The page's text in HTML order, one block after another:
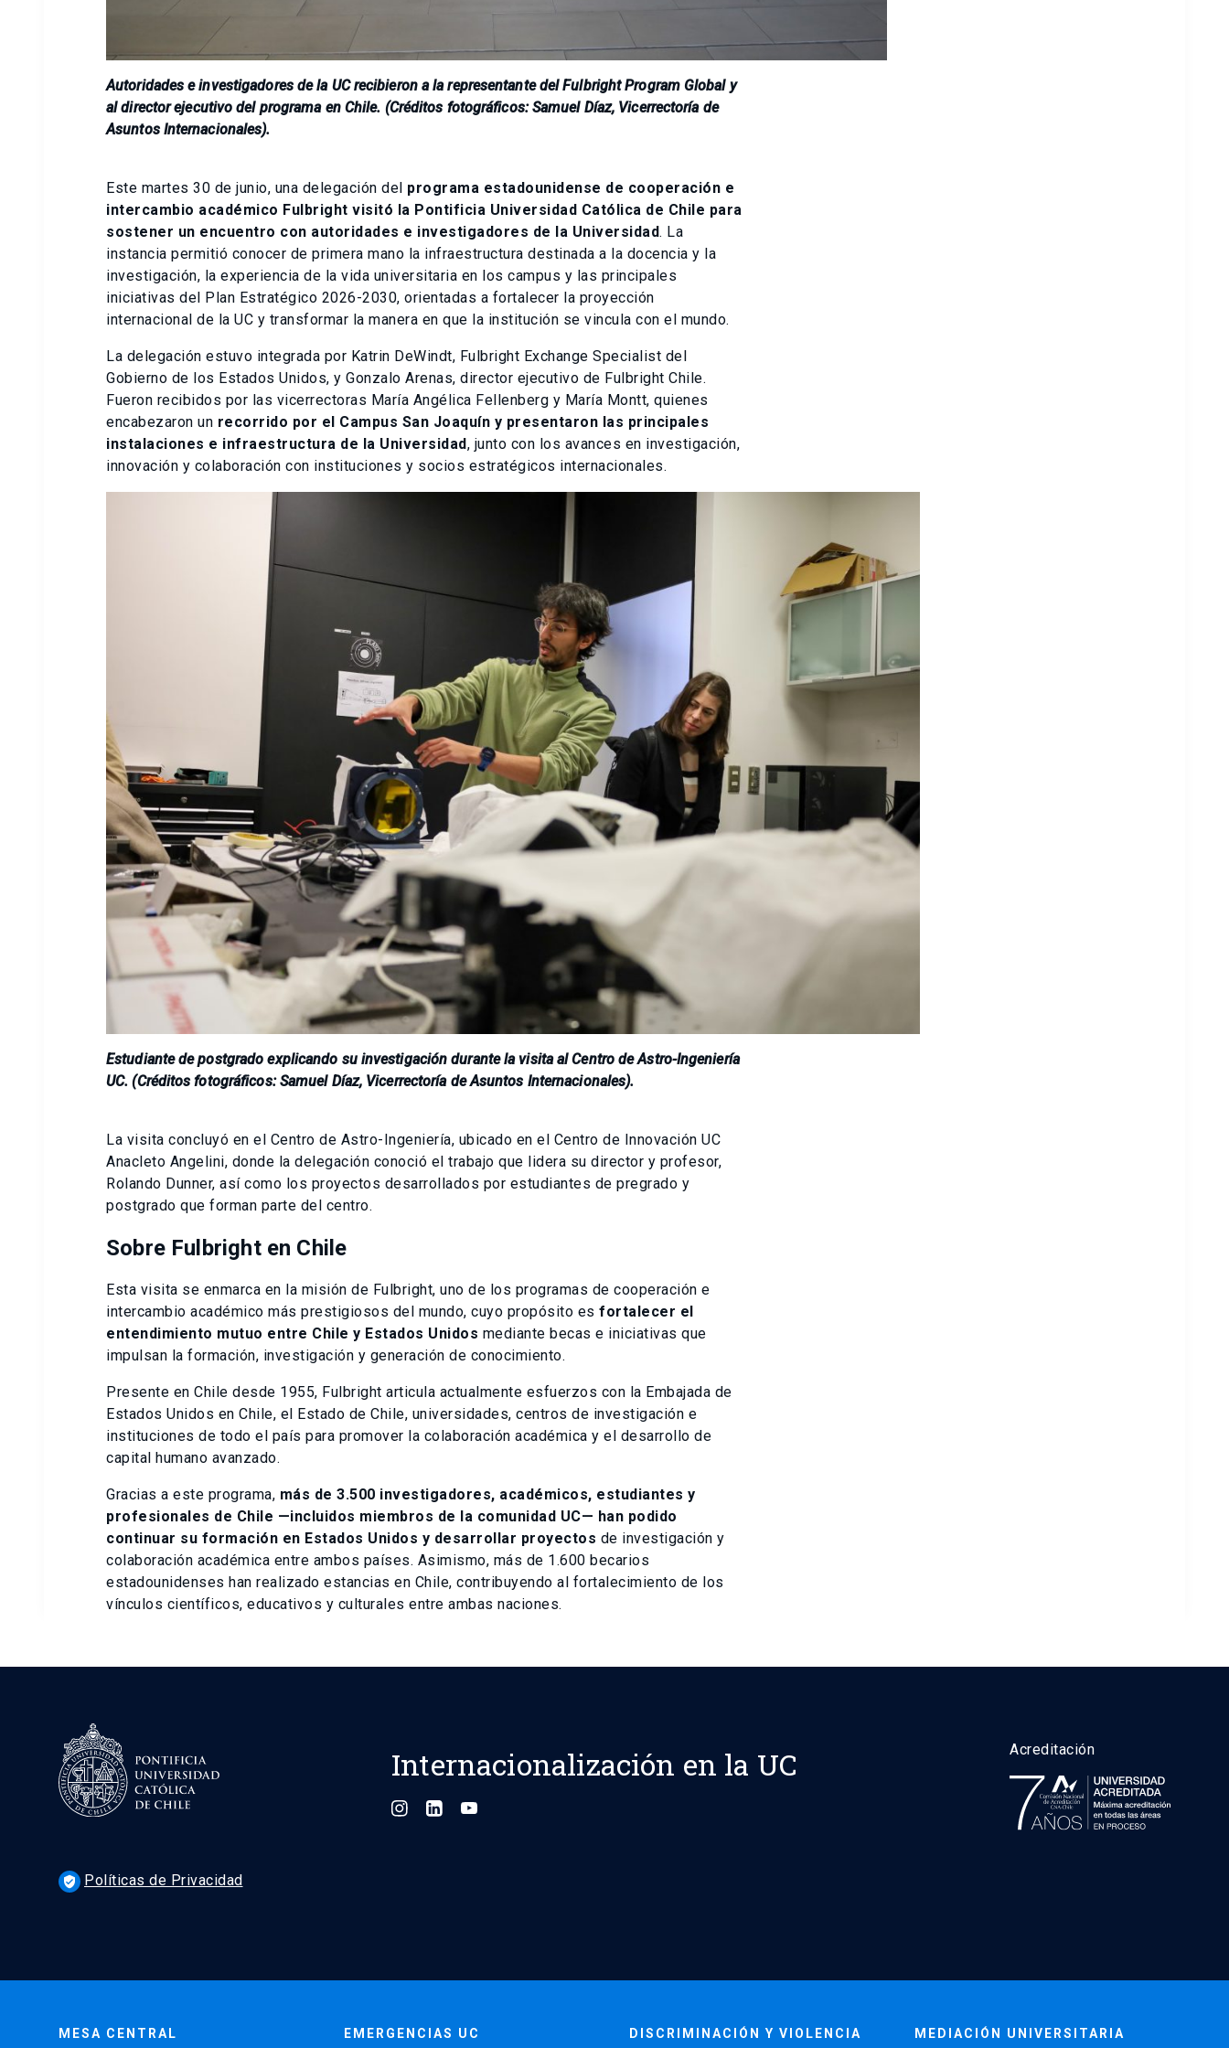
Autoridades e investigadores de la UC recibieron a la representante del Fulbright Program Global y
al director ejecutivo del programa en Chile. (Créditos fotográficos: Samuel Díaz, Vicerrectoría de
Asuntos Internacionales).
Este martes 30 de junio, una delegación del programa estadounidense de cooperación e
intercambio académico Fulbright visitó la Pontificia Universidad Católica de Chile para
sostener un encuentro con autoridades e investigadores de la Universidad. La
instancia permitió conocer de primera mano la infraestructura destinada a la docencia y la
investigación, la experiencia de la vida universitaria en los campus y las principales
iniciativas del Plan Estratégico 2026-2030, orientadas a fortalecer la proyección
internacional de la UC y transformar la manera en que la institución se vincula con el mundo.
La delegación estuvo integrada por Katrin DeWindt, Fulbright Exchange Specialist del
Gobierno de los Estados Unidos, y Gonzalo Arenas, director ejecutivo de Fulbright Chile.
Fueron recibidos por las vicerrectoras María Angélica Fellenberg y María Montt, quienes
encabezaron un recorrido por el Campus San Joaquín y presentaron las principales
instalaciones e infraestructura de la Universidad, junto con los avances en investigación,
innovación y colaboración con instituciones y socios estratégicos internacionales.
Estudiante de postgrado explicando su investigación durante la visita al Centro de Astro-Ingeniería
UC. (Créditos fotográficos: Samuel Díaz, Vicerrectoría de Asuntos Internacionales).
La visita concluyó en el Centro de Astro-Ingeniería, ubicado en el Centro de Innovación UC
Anacleto Angelini, donde la delegación conoció el trabajo que lidera su director y profesor,
Rolando Dunner, así como los proyectos desarrollados por estudiantes de pregrado y
postgrado que forman parte del centro.
Sobre Fulbright en Chile
Esta visita se enmarca en la misión de Fulbright, uno de los programas de cooperación e
intercambio académico más prestigiosos del mundo, cuyo propósito es fortalecer el
entendimiento mutuo entre Chile y Estados Unidos mediante becas e iniciativas que
impulsan la formación, investigación y generación de conocimiento.
Presente en Chile desde 1955, Fulbright articula actualmente esfuerzos con la Embajada de
Estados Unidos en Chile, el Estado de Chile, universidades, centros de investigación e
instituciones de todo el país para promover la colaboración académica y el desarrollo de
capital humano avanzado.
Gracias a este programa, más de 3.500 investigadores, académicos, estudiantes y
profesionales de Chile —incluidos miembros de la comunidad UC— han podido
continuar su formación en Estados Unidos y desarrollar proyectos de investigación y
colaboración académica entre ambos países. Asimismo, más de 1.600 becarios
estadounidenses han realizado estancias en Chile, contribuyendo al fortalecimiento de los
vínculos científicos, educativos y culturales entre ambas naciones.
Internacionalización en la UC Acreditación
verified_user Políticas de Privacidad
MESA CENTRAL EMERGENCIAS UC DISCRIMINACIÓN Y VIOLENCIA MEDIACIÓN UNIVERSITARIA